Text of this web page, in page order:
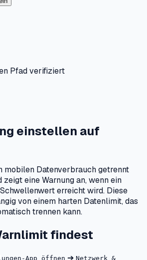
Pfad verifiziert
einstellen auf
mobilen Datenverbrauch getrennt
eine Warnung an, wenn ein
erreicht wird. Diese
von einem harten Datenlimit, das
trennen kann.
findest
App öffnen ➔ Netzwerk &